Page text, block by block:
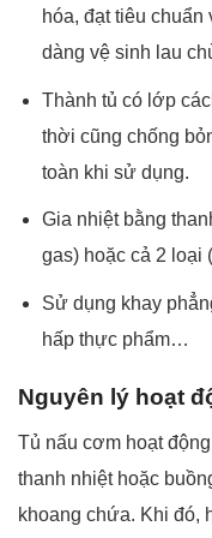
hóa, đạt tiêu
dàng vệ sinh lau
Thành tủ có lớp
thời cũng chống
toàn khi sử dụng.
Gia nhiệt bằng
gas) hoặc cả 2 loại
Sử dụng khay
hấp thực phẩm…
Nguyên lý hoạt
Tủ nấu cơm hoạt
thanh nhiệt hoặc
khoang chứa. Khi đó,